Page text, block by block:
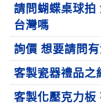
請問蝴蝶桌球拍
台灣嗎
詢價 想要請問
客製瓷器禮品之
客製化壓克力板